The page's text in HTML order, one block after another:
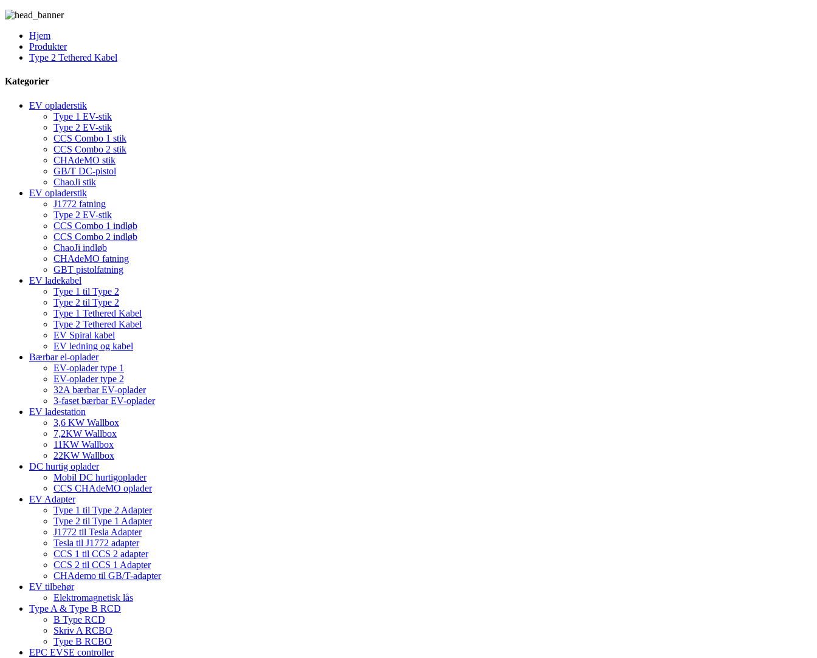
Hjem
Produkter
Type 2 Tethered Kabel
Kategorier
EV opladerstik
Type 1 EV-stik
Type 2 EV-stik
CCS Combo 1 stik
CCS Combo 2 stik
CHAdeMO stik
GB/T DC-pistol
ChaoJi stik
EV opladerstik
J1772 fatning
Type 2 EV-stik
CCS Combo 1 indløb
CCS Combo 2 indløb
ChaoJi indløb
CHAdeMO fatning
GBT pistolfatning
EV ladekabel
Type 1 til Type 2
Type 2 til Type 2
Type 1 Tethered Kabel
Type 2 Tethered Kabel
EV Spiral kabel
EV ledning og kabel
Bærbar el-oplader
EV-oplader type 1
EV-oplader type 2
32A bærbar EV-oplader
3-faset bærbar EV-oplader
EV ladestation
3,6 KW Wallbox
7,2KW Wallbox
11KW Wallbox
22KW Wallbox
DC hurtig oplader
Mobil DC hurtigoplader
CCS CHAdeMO oplader
EV Adapter
Type 1 til Type 2 Adapter
Type 2 til Type 1 Adapter
J1772 til Tesla Adapter
Tesla til J1772 adapter
CCS 1 til CCS 2 adapter
CCS 2 til CCS 1 Adapter
CHAdemo til GB/T-adapter
EV tilbehør
Elektromagnetisk lås
Type A & Type B RCD
B Type RCD
Skriv A RCBO
Type B RCBO
EPC EVSE controller